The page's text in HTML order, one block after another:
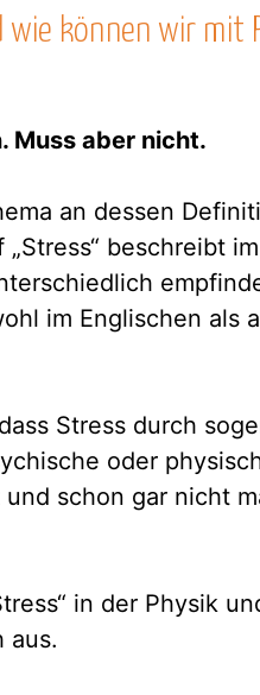
können wir mit
Muss aber nicht.
an dessen
beschreibt
im Englischen als
Stress durch
oder
schon gar nicht
in der Physik
aus.